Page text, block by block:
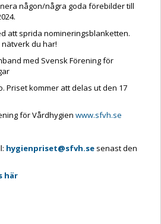
någon/några goda förebilder till
att sprida nomineringsblanketten.
du har!
med Svensk Förening för
Priset kommer att delas ut den 17
för Vårdhygien www.sfvh.se
hygienpriset@sfvh.se senast den
här